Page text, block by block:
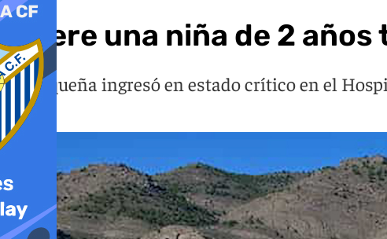
Muere una niña de 2
La pequeña ingresó en estado crítico en el
vida